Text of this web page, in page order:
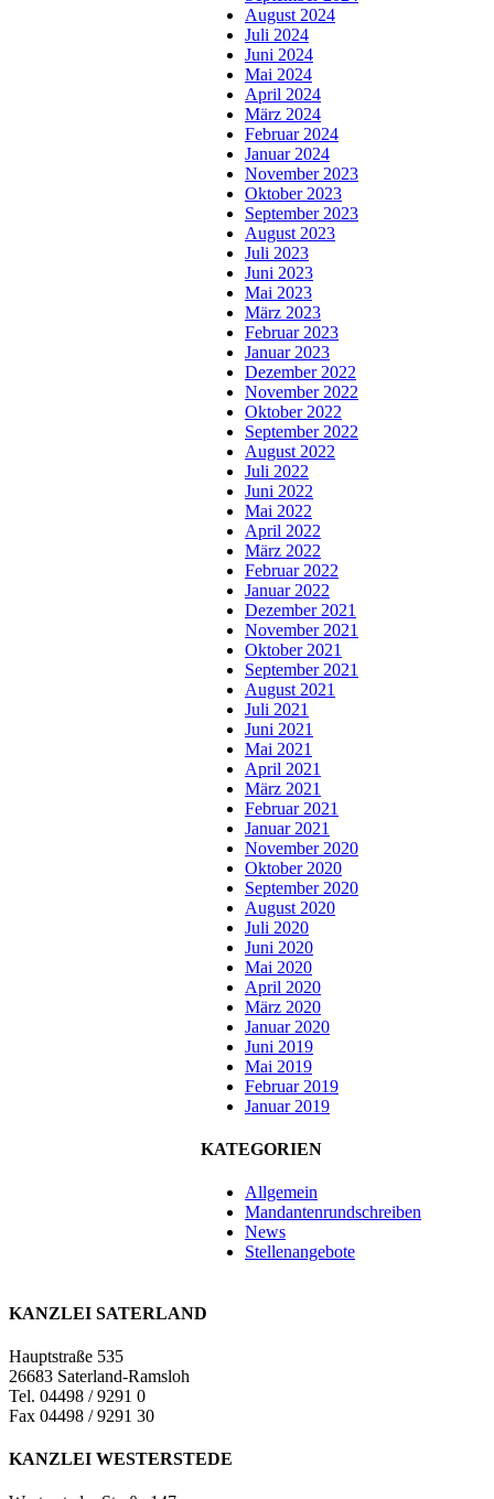
August 2024
Juli 2024
Juni 2024
Mai 2024
April 2024
März 2024
Februar 2024
Januar 2024
November 2023
Oktober 2023
September 2023
August 2023
Juli 2023
Juni 2023
Mai 2023
März 2023
Februar 2023
Januar 2023
Dezember 2022
November 2022
Oktober 2022
September 2022
August 2022
Juli 2022
Juni 2022
Mai 2022
April 2022
März 2022
Februar 2022
Januar 2022
Dezember 2021
November 2021
Oktober 2021
September 2021
August 2021
Juli 2021
Juni 2021
Mai 2021
April 2021
März 2021
Februar 2021
Januar 2021
November 2020
Oktober 2020
September 2020
August 2020
Juli 2020
Juni 2020
Mai 2020
April 2020
März 2020
Januar 2020
Juni 2019
Mai 2019
Februar 2019
Januar 2019
KATEGORIEN
Allgemein
Mandantenrundschreiben
News
Stellenangebote
KANZLEI SATERLAND
Hauptstraße 535
26683 Saterland-Ramsloh
Tel. 04498 / 9291 0
Fax 04498 / 9291 30
KANZLEI WESTERSTEDE